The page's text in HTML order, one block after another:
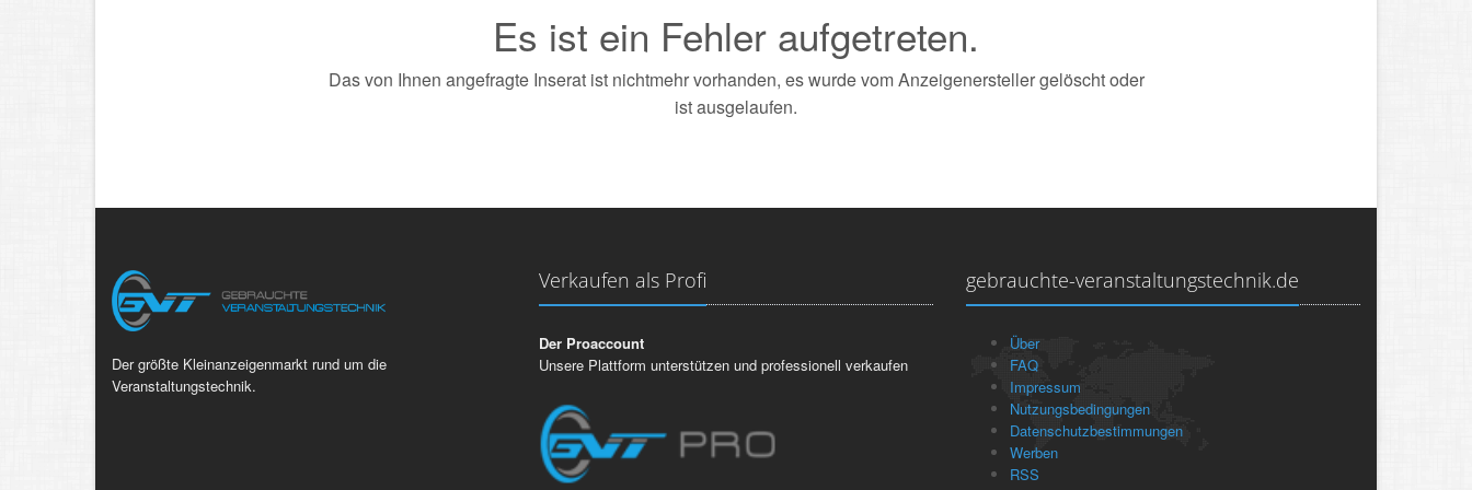
Es ist ein Fehler aufgetreten.
Das von Ihnen angefragte Inserat ist nichtmehr vorhanden, es wurde vom Anzeigenersteller gelöscht oder
ist ausgelaufen.
Der größte Kleinanzeigenmarkt rund um die
Veranstaltungstechnik.
Verkaufen als Profi
Der Proaccount
Unsere Plattform unterstützen und professionell verkaufen
gebrauchte-veranstaltungstechnik.de
Über
FAQ
Impressum
Nutzungsbedingungen
Datenschutzbestimmungen
Werben
RSS